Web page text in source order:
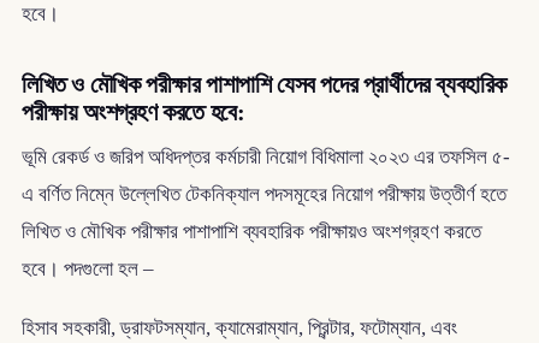
হবে।
লিখিত ও মৌখিক পরীক্ষার পাশাপাশি যেসব পদের প্রার্থীদের ব্যবহারিক
পরীক্ষায় অংশগ্রহণ করতে হবে:
ভূমি রেকর্ড ও জরিপ অধিদপ্তর কর্মচারী নিয়োগ বিধিমালা ২০২৩ এর তফসিল ৫-
এ বর্ণিত নিম্নে উল্লেখিত টেকনিক্যাল পদসমূহের নিয়োগ পরীক্ষায় উত্তীর্ণ হতে
লিখিত ও মৌখিক পরীক্ষার পাশাপাশি ব্যবহারিক পরীক্ষায়ও অংশগ্রহণ করতে
হবে। পদগুলো হল –
হিসাব সহকারী, ড্রাফটসম্যান, ক্যামেরাম্যান, প্রিন্টার, ফটোম্যান, এবং